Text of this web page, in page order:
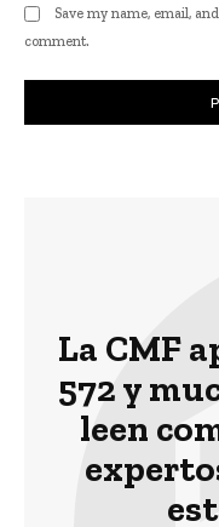
Save my name, email,
comment.